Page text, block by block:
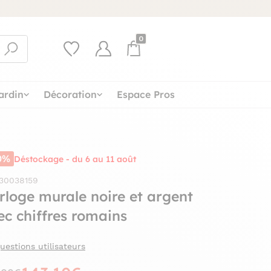
0
Décoration Espace Pros
Déstockage - du 6 au 11 août
murale noire et argent
chiffres romains
utilisateurs